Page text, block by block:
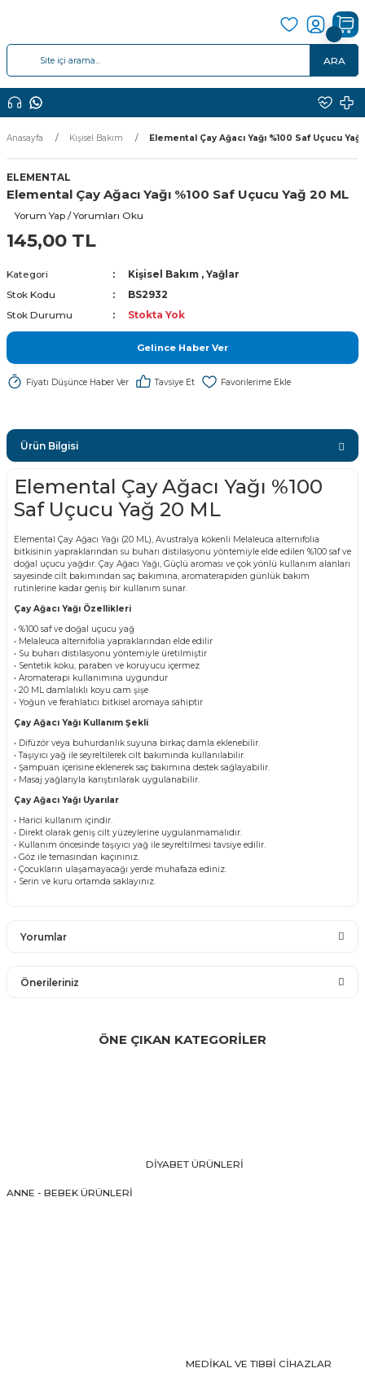
ARA
Anasayfa Kişisel Bakım Elemental Çay Ağacı Yağı %100 Saf Uçucu Yağ
ELEMENTAL
Elemental Çay Ağacı Yağı %100 Saf Uçucu Yağ 20 ML
Yorum Yap / Yorumları Oku
145,00 TL
Kategori Kişisel Bakım , Yağlar
Stok Kodu
BS2932
Stok Durumu
Stokta Yok
Gelince Haber Ver
Fiyatı Düşünce Haber Ver Tavsiye Et
Ürün Bilgisi
Elemental Çay Ağacı Yağı %100
Saf Uçucu Yağ 20 ML
Elemental Çay Ağacı Yağı (20 ML), Avustralya kökenli Melaleuca alternifolia
bitkisinin yapraklarından su buharı distilasyonu yöntemiyle elde edilen %100 saf ve
doğal uçucu yağdır. Çay Ağacı Yağı, Güçlü aroması ve çok yönlü kullanım alanları
sayesinde cilt bakımından saç bakımına, aromaterapiden günlük bakım
rutinlerine kadar geniş bir kullanım sunar.
Çay Ağacı Yağı Özellikleri
• %100 saf ve doğal uçucu yağ
• Melaleuca alternifolia yapraklarından elde edilir
• Su buharı distilasyonu yöntemiyle üretilmiştir
• Sentetik koku, paraben ve koruyucu içermez
• Aromaterapi kullanımına uygundur
• 20 ML damlalıklı koyu cam şişe
• Yoğun ve ferahlatıcı bitkisel aromaya sahiptir
Çay Ağacı Yağı Kullanım Şekli
• Difüzör veya buhurdanlık suyuna birkaç damla eklenebilir.
• Taşıyıcı yağ ile seyreltilerek cilt bakımında kullanılabilir.
• Şampuan içerisine eklenerek saç bakımına destek sağlayabilir.
• Masaj yağlarıyla karıştırılarak uygulanabilir.
Çay Ağacı Yağı Uyarılar
• Harici kullanım içindir.
• Direkt olarak geniş cilt yüzeylerine uygulanmamalıdır.
• Kullanım öncesinde taşıyıcı yağ ile seyreltilmesi tavsiye edilir.
• Göz ile temasından kaçınınız.
• Çocukların ulaşamayacağı yerde muhafaza ediniz.
• Serin ve kuru ortamda saklayınız.
Yorumlar
Önerileriniz
konularda yetersiz gördüğünüz noktaları öneri formunu
kullanarak tarafımıza iletebilirsiniz.
Bu ürüne benzer farklı alternatifler olmalı.
ÖNE ÇIKAN KATEGORİLER
ANNE - BEBEK ÜRÜNLERİ
DİYABET ÜRÜNLERİ
MEDİKAL VE TIBBİ CİHAZLAR